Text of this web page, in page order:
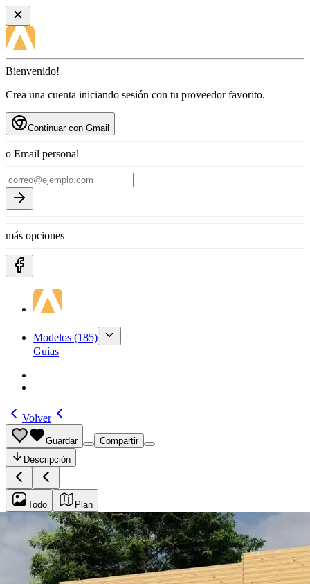
Bienvenido!
Crea una cuenta iniciando sesión con tu proveedor favorito.
Continuar con Gmail
o Email personal
más opciones
Modelos (185)
Guías
Volver
Guardar
Compartir
Descripción
Todo Plan